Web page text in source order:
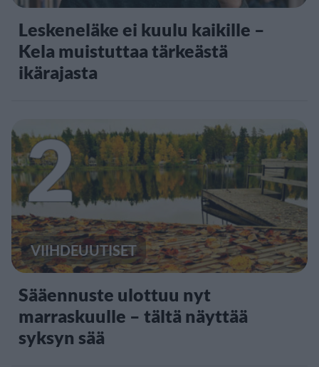
Leskeneläke ei kuulu kaikille –
Kela muistuttaa tärkeästä
ikärajasta
2
VIIHDEUUTISET
Sääennuste ulottuu nyt
marraskuulle – tältä näyttää
syksyn sää